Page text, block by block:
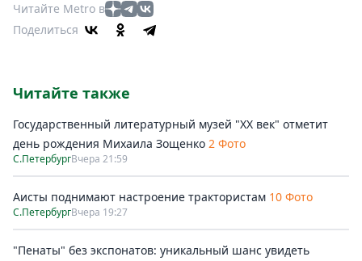
Читайте Metro в
Поделиться
Читайте также
Государственный литературный музей "ХХ век" отметит
день рождения Михаила Зощенко 2 Фото
С.ПетербургВчера 21:59
Аисты поднимают настроение трактористам 10 Фото
С.ПетербургВчера 19:27
"Пенаты" без экспонатов: уникальный шанс увидеть